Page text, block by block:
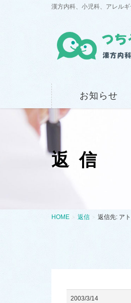
漢方内科、小児科、アレル
お知らせ
返信
HOME 返信 返信先: ア
2003/3/14